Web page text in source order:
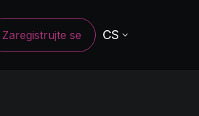
Zaregistrujte se CS